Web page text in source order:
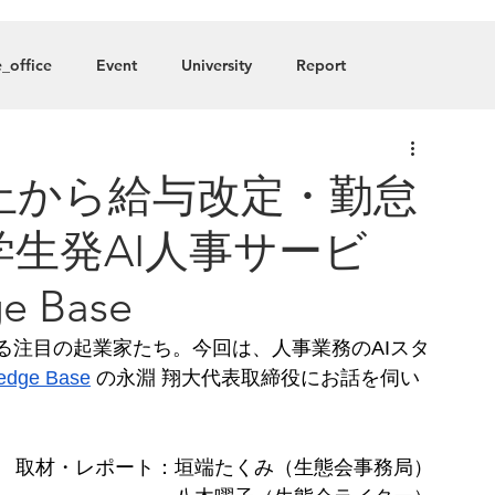
Event University Report
ら給与改定・勤怠
発AI人事サービ
Base
注目の起業家たち。今回は、人事業務のAIスタ
Base の永淵 翔大代表取締役にお話を伺い
取材・レポート：垣端たくみ（生態会事務局）